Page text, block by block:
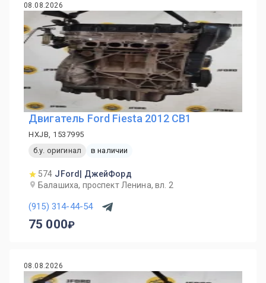
08.08.2026
Двигатель Ford Fiesta 2012 CB1
HXJB, 1537995
б.у. оригинал
в наличии
574 JFord| ДжейФорд
Балашиха, проспект Ленина, вл. 2
(915) 314-44-54
75 000
08.08.2026